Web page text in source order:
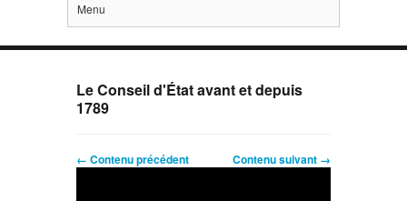
Menu
Le Conseil d'État avant et depuis
1789
← Contenu précédent Contenu suivant →